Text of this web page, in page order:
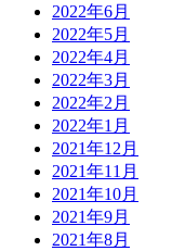
2022年6月
2022年5月
2022年4月
2022年3月
2022年2月
2022年1月
2021年12月
2021年11月
2021年10月
2021年9月
2021年8月